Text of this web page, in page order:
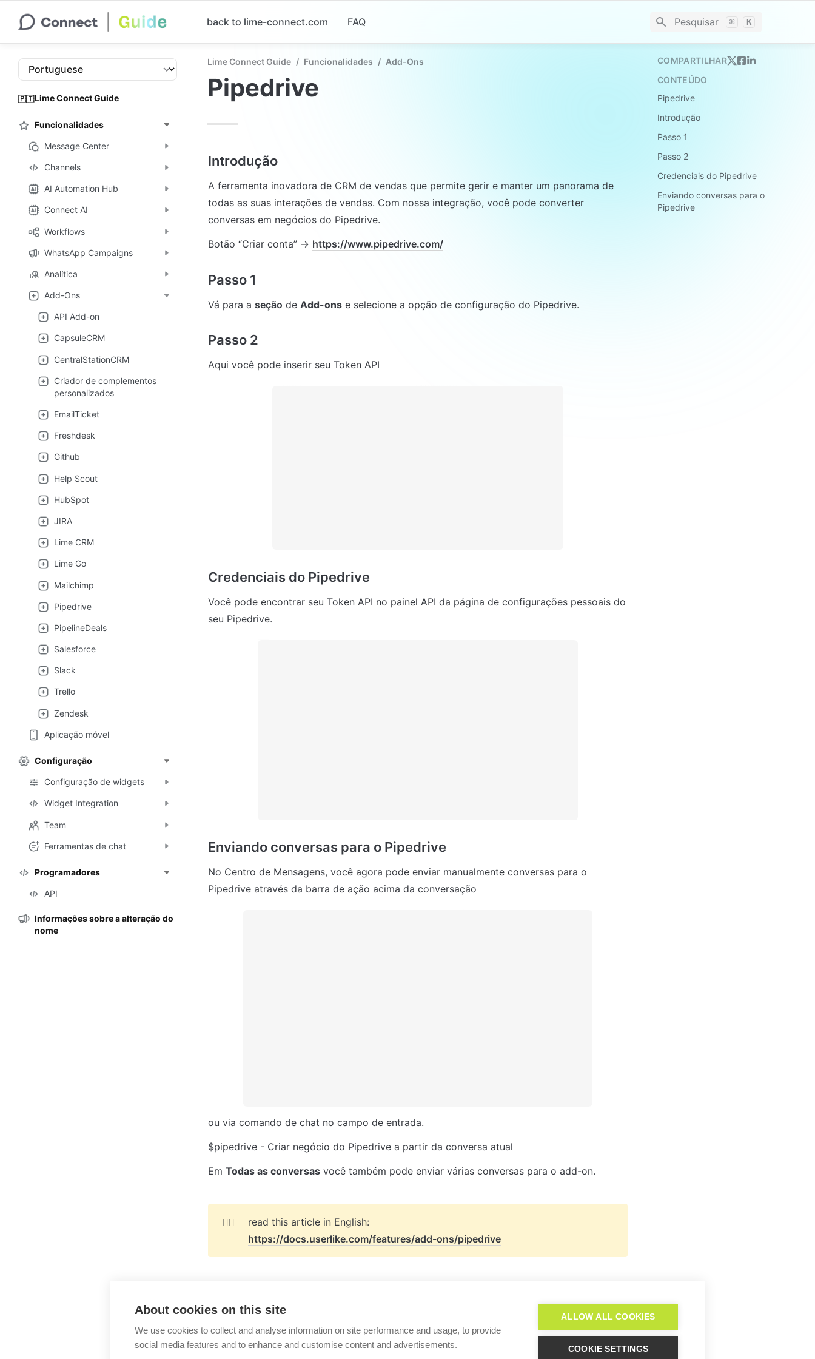
back to lime-connect.com FAQ Pesquisar ⌘ K
🇵🇹Lime Connect Guide
Funcionalidades
Message Center
Channels
AI Automation Hub
Connect AI
Workflows
WhatsApp Campaigns
Analítica
Add-Ons
API Add-on
CapsuleCRM
CentralStationCRM
Criador de complementos
personalizados
EmailTicket
Freshdesk
Github
Help Scout
HubSpot
JIRA
Lime CRM
Lime Go
Mailchimp
Pipedrive
PipelineDeals
Salesforce
Slack
Trello
Zendesk
Aplicação móvel
Configuração
Configuração de widgets
Widget Integration
Team
Ferramentas de chat
Programadores
API
Informações sobre a alteração do
nome
Lime Connect Guide / Funcionalidades / Add-Ons
Pipedrive
Introdução
A ferramenta inovadora de CRM de vendas que permite gerir e manter um panorama de
todas as suas interações de vendas. Com nossa integração, você pode converter
conversas em negócios do Pipedrive.
Botão “Criar conta” → https://www.pipedrive.com/
Passo 1
Vá para a seção de Add-ons e selecione a opção de configuração do Pipedrive.
Passo 2
Aqui você pode inserir seu Token API
Credenciais do Pipedrive
Você pode encontrar seu Token API no painel API da página de configurações pessoais do
seu Pipedrive.
Enviando conversas para o Pipedrive
No Centro de Mensagens, você agora pode enviar manualmente conversas para o
Pipedrive através da barra de ação acima da conversação
ou via comando de chat no campo de entrada.
$pipedrive - Criar negócio do Pipedrive a partir da conversa atual
Em Todas as conversas você também pode enviar várias conversas para o add-on.
👉🏻
https://docs.userlike.com/features/add-ons/pipedrive
Mailchimp PipelineDeals
COMPARTILHAR
CONTEÚDO
Pipedrive
Introdução
Passo 1
Passo 2
Credenciais do Pipedrive
Enviando conversas para o
Pipedrive
About cookies on this site
We use cookies to collect and analyse information on site performance and usage, to provide
social media features and to enhance and customise content and advertisements.
ALLOW ALL COOKIES
COOKIE SETTINGS